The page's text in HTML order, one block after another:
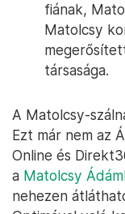
fiának,
Matolcsy
társasága.
A Matolcsy-
Ezt már nem az
Online és
a Matolcsy
nehezen